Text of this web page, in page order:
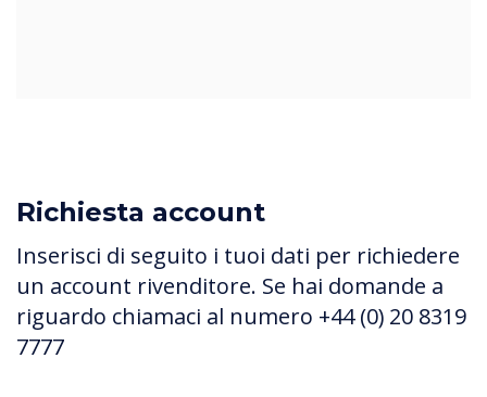
Richiesta account
Inserisci di seguito i tuoi dati per richiedere
un account rivenditore. Se hai domande a
riguardo chiamaci al numero +44 (0) 20 8319
7777